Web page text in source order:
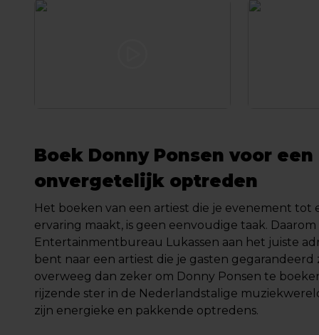
Boek Donny Ponsen voor een
onvergetelijk optreden
Het boeken van een artiest die je evenement tot
ervaring maakt, is geen eenvoudige taak. Daarom
Entertainmentbureau Lukassen aan het juiste
bent naar een artiest die je gasten
overweeg dan zeker om Donny Ponsen te
rijzende ster in de Nederlandstalige
zijn energieke en pakkende optredens.